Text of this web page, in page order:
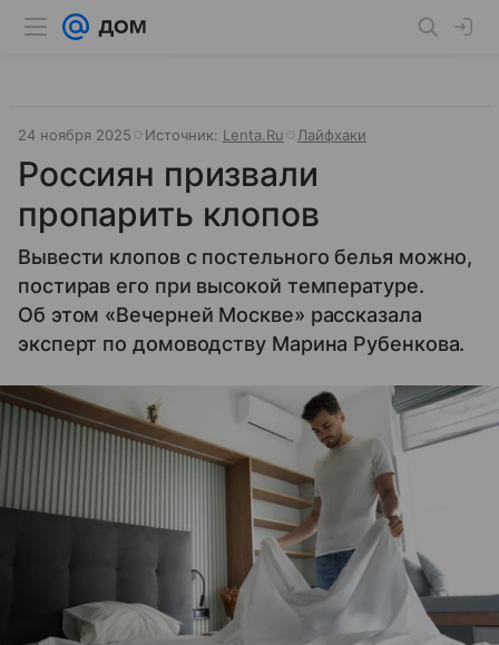
24 ноября 2025 Источник: Lenta.Ru Лайфхаки
Россиян призвали
пропарить клопов
Вывести клопов с постельного белья можно,
постирав его при высокой температуре.
Об этом «Вечерней Москве» рассказала
эксперт по домоводству Марина Рубенкова.